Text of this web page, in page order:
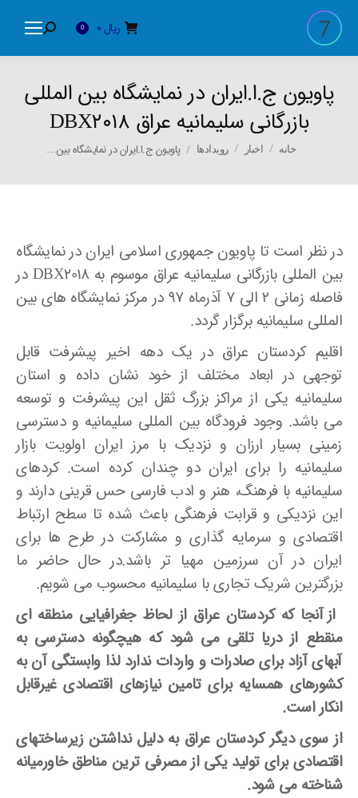
ریال 0
Search:
پاویون ج.ا.ایران در نمایشگاه بین المللی
بازرگانی سلیمانیه عراق DBX۲۰۱۸
You are here:
خانه اخبار رویدادها پاویون ج.ا.ایران در نمایشگاه بین…
در نظر است تا پاویون جمهوری اسلامی ایران در نمایشگاه
بین المللی بازرگانی سلیمانیه عراق موسوم به DBX2018 در
فاصله زمانی ۲ الی ۷ آذرماه ۹۷ در مرکز نمایشگاه های بین
المللی سلیمانیه برگزار گردد.
اقلیم کردستان عراق در یک دهه اخیر پیشرفت قابل
توجهی در ابعاد مختلف از خود نشان داده و استان
سلیمانیه یکی از مراکز بزرگ ثقل این پیشرفت و توسعه
می باشد. وجود فرودگاه بین المللی سلیمانیه و دسترسی
زمینی بسیار ارزان و نزدیک با مرز ایران اولویت بازار
سلیمانیه را برای ایران دو چندان کرده است. کردهای
سلیمانیه با فرهنگ، هنر و ادب فارسی حس قرینی دارند و
این نزدیکی و قرابت فرهنگی باعث شده تا سطح ارتباط
اقتصادی و سرمایه گذاری و مشارکت در طرح ها برای
ایران در آن سرزمین مهیا تر باشد.در حال حاضر ما
بزرگترین شریک تجاری با سلیمانیه محسوب می شویم.
از آنجا که کردستان عراق از لحاظ جغرافیایی منطقه ای
منقطع از دریا تلقی می شود که هیچگونه دسترسی به
آبهای آزاد برای صادرات و واردات ندارد لذا وابستگی آن به
کشورهای همسایه برای تامین نیازهای اقتصادی غیرقابل
انکار است.
از سوی دیگر کردستان عراق به دلیل نداشتن زیرساختهای
اقتصادی برای تولید یکی از مصرفی ترین مناطق خاورمیانه
شناخته می شود.